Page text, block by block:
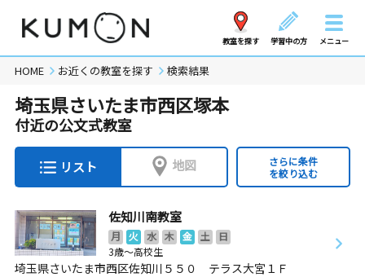
教室を探す 学習中の方 メニュー
HOME お近くの教室を探す 検索結果
埼玉県さいたま市西区塚本
付近の公文式教室
リスト 地図
さらに条件
を絞り込む
佐知川南教室
月 火 水 木 金 土
日
3歳～高校生
埼玉県さいたま市西区佐知川５５０ テラス大宮１Ｆ